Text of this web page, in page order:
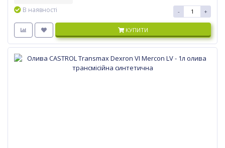
В наявності - +
КУПИТИ